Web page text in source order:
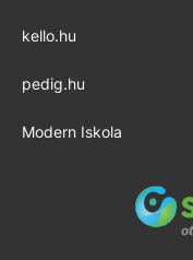
kello.hu
pedig.hu
Modern Iskola